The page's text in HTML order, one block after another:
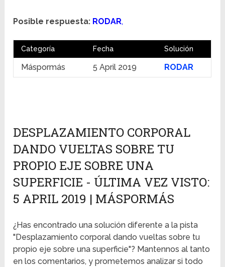
Posible respuesta: RODAR,
Categoría Fecha Solución
Máspormás 5 April 2019 RODAR
DESPLAZAMIENTO CORPORAL
DANDO VUELTAS SOBRE TU
PROPIO EJE SOBRE UNA
SUPERFICIE - ÚLTIMA VEZ VISTO:
5 APRIL 2019 | MÁSPORMÁS
¿Has encontrado una solución diferente a la pista
"Desplazamiento corporal dando vueltas sobre tu
propio eje sobre una superficie"? Mantennos al tanto
en los comentarios, y prometemos analizar si todo